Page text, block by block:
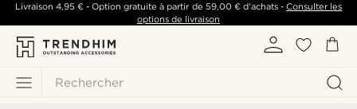
Rechercher
Livraison 4,95 €- Option gratuite à partir de 59,00 €d'achats -Consulter les
options de livraison